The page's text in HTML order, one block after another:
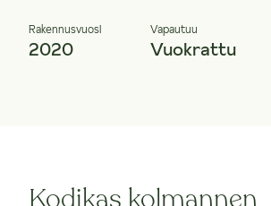
Rakennusvuosi
2020
Vapautuu
Vuokrattu